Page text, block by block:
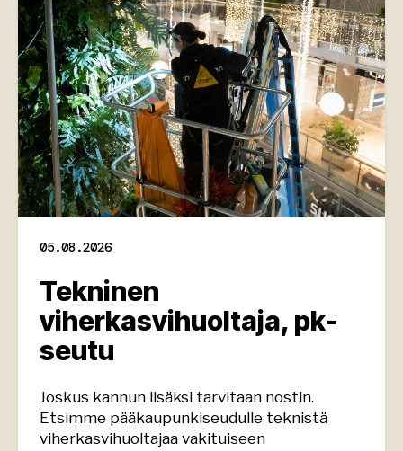
05.08.2026
Tekninen
viherkasvihuoltaja, pk-
seutu
Joskus kannun lisäksi tarvitaan nostin.
Etsimme pääkaupunkiseudulle teknistä
viherkasvihuoltajaa vakituiseen